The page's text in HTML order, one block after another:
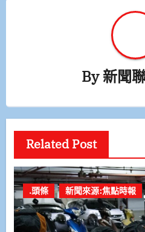
By新聞
Related Post
.頭條 新聞來源:焦點時報